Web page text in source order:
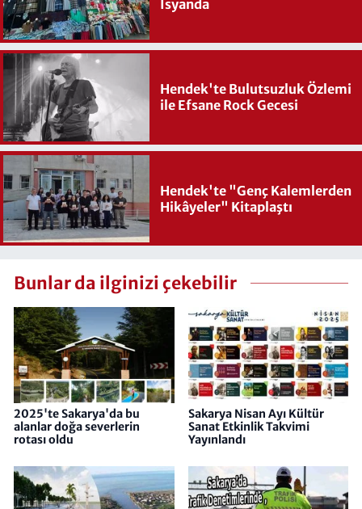
İsyanda
Hendek'te Bulutsuzluk Özlemi
ile Efsane Rock Gecesi
Hendek'te "Genç Kalemlerden
Hikâyeler" Kitaplaştı
Bunlar da ilginizi çekebilir
2025'te Sakarya'da bu
alanlar doğa severlerin
rotası oldu
Sakarya Nisan Ayı Kültür
Sanat Etkinlik Takvimi
Yayınlandı